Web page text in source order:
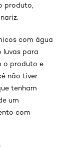
produto,
com água
luvas para
o produto e
não tiver
tenham
um
com